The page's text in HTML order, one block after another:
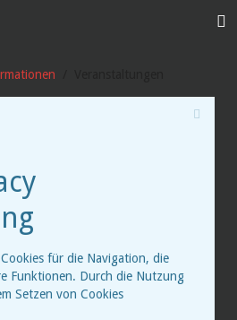
für die Navigation, die
Funktionen. Durch die Nutzung
Setzen von Cookies